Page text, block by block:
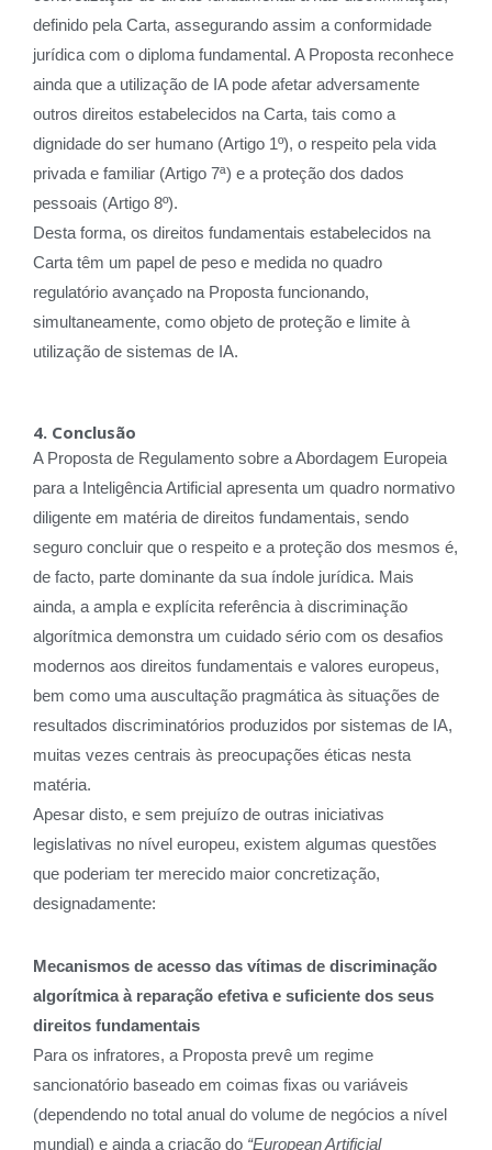
definido pela Carta, assegurando assim a conformidade
jurídica com o diploma fundamental. A Proposta reconhece
ainda que a utilização de IA pode afetar adversamente
outros direitos estabelecidos na Carta, tais como a
dignidade do ser humano (Artigo 1º), o respeito pela vida
privada e familiar (Artigo 7ª) e a proteção dos dados
pessoais (Artigo 8º).
Desta forma, os direitos fundamentais estabelecidos na
Carta têm um papel de peso e medida no quadro
regulatório avançado na Proposta funcionando,
simultaneamente, como objeto de proteção e limite à
utilização de sistemas de IA.
4. Conclusão
A Proposta de Regulamento sobre a Abordagem Europeia
para a Inteligência Artificial apresenta um quadro normativo
diligente em matéria de direitos fundamentais, sendo
seguro concluir que o respeito e a proteção dos mesmos é,
de facto, parte dominante da sua índole jurídica. Mais
ainda, a ampla e explícita referência à discriminação
algorítmica demonstra um cuidado sério com os desafios
modernos aos direitos fundamentais e valores europeus,
bem como uma auscultação pragmática às situações de
resultados discriminatórios produzidos por sistemas de IA,
muitas vezes centrais às preocupações éticas nesta
matéria.
Apesar disto, e sem prejuízo de outras iniciativas
legislativas no nível europeu, existem algumas questões
que poderiam ter merecido maior concretização,
designadamente:
Mecanismos de acesso das vítimas de discriminação
algorítmica à reparação efetiva e suficiente dos seus
direitos fundamentais
Para os infratores, a Proposta prevê um regime
sancionatório baseado em coimas fixas ou variáveis
(dependendo no total anual do volume de negócios a nível
mundial) e ainda a criação do “European Artificial